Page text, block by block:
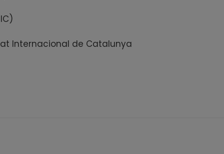
Internacional de Catalunya